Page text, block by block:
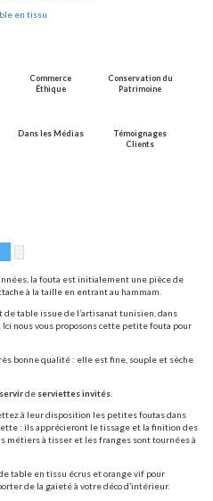
en tissu
Commerce
Éthique
Conservation du
Patrimoine
Dans les Médias
Témoignages
Clients
la fouta est initialement une pièce de
à la taille en entrant au hammam.
table issue de l’artisanat tunisien, dans
nous vous proposons cette petite fouta pour
bonne qualité : elle est fine, souple et sèche
servirde serviettes invités.
à leur disposition les petites foutas dans
: ils apprécieront le tissage et la finition des
métiers à tisser et les franges sont tournées à
table en tissu écrus et orange vif pour
de la gaieté à votre déco d’intérieur.